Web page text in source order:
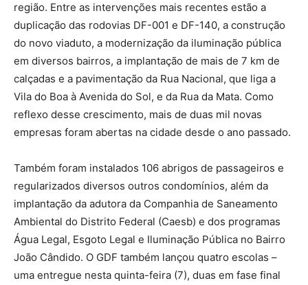
região. Entre as intervenções mais recentes estão a
duplicação das rodovias DF-001 e DF-140, a construção
do novo viaduto, a modernização da iluminação pública
em diversos bairros, a implantação de mais de 7 km de
calçadas e a pavimentação da Rua Nacional, que liga a
Vila do Boa à Avenida do Sol, e da Rua da Mata. Como
reflexo desse crescimento, mais de duas mil novas
empresas foram abertas na cidade desde o ano passado.
Também foram instalados 106 abrigos de passageiros e
regularizados diversos outros condomínios, além da
implantação da adutora da Companhia de Saneamento
Ambiental do Distrito Federal (Caesb) e dos programas
Água Legal, Esgoto Legal e Iluminação Pública no Bairro
João Cândido. O GDF também lançou quatro escolas –
uma entregue nesta quinta-feira (7), duas em fase final